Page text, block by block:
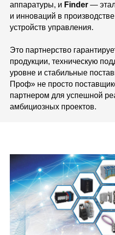
аппаратуры, и Finder —
и инноваций в
устройств управления.
Это партнерство
продукции, техническую
уровне и стабильные
Проф» не просто
партнером для успешной
амбициозных проектов.